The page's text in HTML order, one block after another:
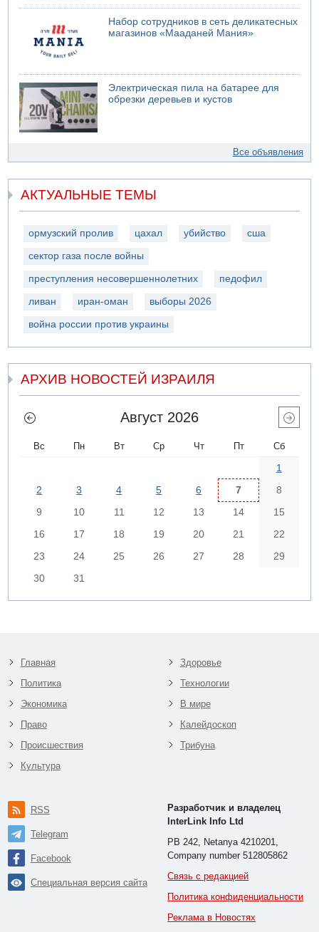
Набор сотрудников в сеть деликатесных
магазинов «Мааданей Мания»
Электрическая пила на батарее для
обрезки деревьев и кустов
Все объявления
АКТУАЛЬНЫЕ ТЕМЫ
ормузский пролив цахал убийство сша
сектор газа после войны
преступления несовершеннолетних педофил
ливан иран-оман выборы 2026
война россии против украины
АРХИВ НОВОСТЕЙ ИЗРАИЛЯ
Август 2026
Вс Пн Вт Ср Чт Пт Сб
1
2
3 4 5 6 7
8
9
10 11 12 13 14
15
16
17 18 19 20 21
22
23
24 25 26 27 28
29
30
31
Главная
Политика
Экономика
Право
Происшествия
Культура
Здоровье
Технологии
В мире
Калейдоскоп
Трибуна
RSS
Telegram
Facebook
Специальная версия сайта
Разработчик и владелец
InterLink Info Ltd
PB 242, Netanya 4210201,
Company number 512805862
Связь с редакцией
Политика конфиденциальности
Реклама в Новостях